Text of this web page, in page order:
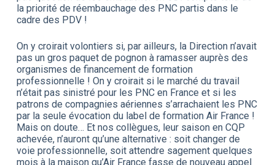
la priorité de réembauchage des PNC partis dans le
cadre des PDV !
On y croirait volontiers si, par ailleurs, la Direction n’avait
pas un gros paquet de pognon à ramasser auprès des
organismes de financement de formation
professionnelle ! On y croirait si le marché du travail
n’était pas sinistré pour les PNC en France et si les
patrons de compagnies aériennes s’arrachaient les PNC
par la seule évocation du label de formation Air France !
Mais on doute… Et nos collègues, leur saison en CQP
achevée, n’auront qu’une alternative : soit changer de
voie professionnelle, soit attendre sagement quelques
mois à la maison qu’Air France fasse de nouveau appel